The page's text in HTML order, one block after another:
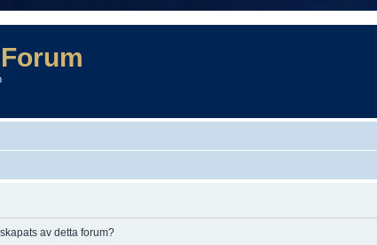
av detta forum?